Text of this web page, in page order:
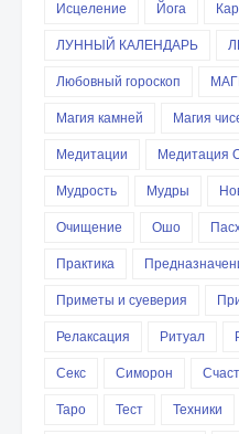
Исцеление
Йога
ЛУННЫЙ КАЛЕНДАРЬ
Любовный гороскоп
Магия камней
Магия
Медитации
Медитация
Мудрость
Мудры
Очищение
Ошо
Практика
Приметы и суеверия
Релаксация
Ритуал
Секс
Симорон
Таро
Тест Техники